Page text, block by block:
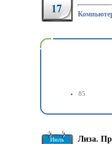
17
85
Июль Лиза.